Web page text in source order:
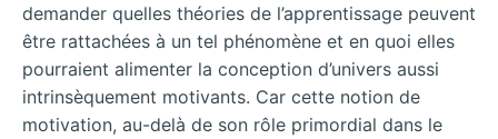
demander quelles théories de l’apprentissage peuvent
être rattachées à un tel phénomène et en quoi elles
pourraient alimenter la conception d’univers aussi
intrinsèquement motivants. Car cette notion de
motivation, au-delà de son rôle primordial dans le